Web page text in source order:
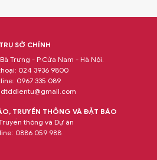
TRỤ SỞ CHÍNH
Trưng - P.Cửa Nam - Hà Nội.
024 3936 9800
0967 335 089
TRUYỀN THÔNG VÀ ĐẶT BÁO
thông và Dự án
0886 059 988